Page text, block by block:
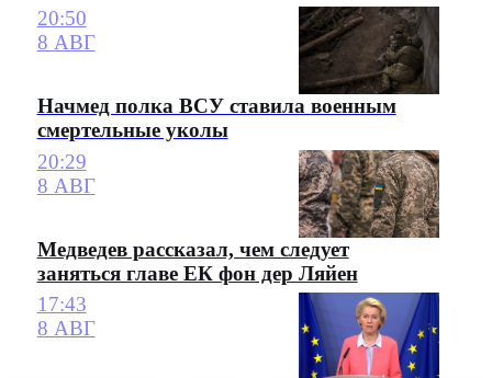
20:50
8 АВГ
Начмед полка ВСУ ставила военным
смертельные уколы
20:29
8 АВГ
Медведев рассказал, чем следует
заняться главе ЕК фон дер Ляйен
17:43
8 АВГ